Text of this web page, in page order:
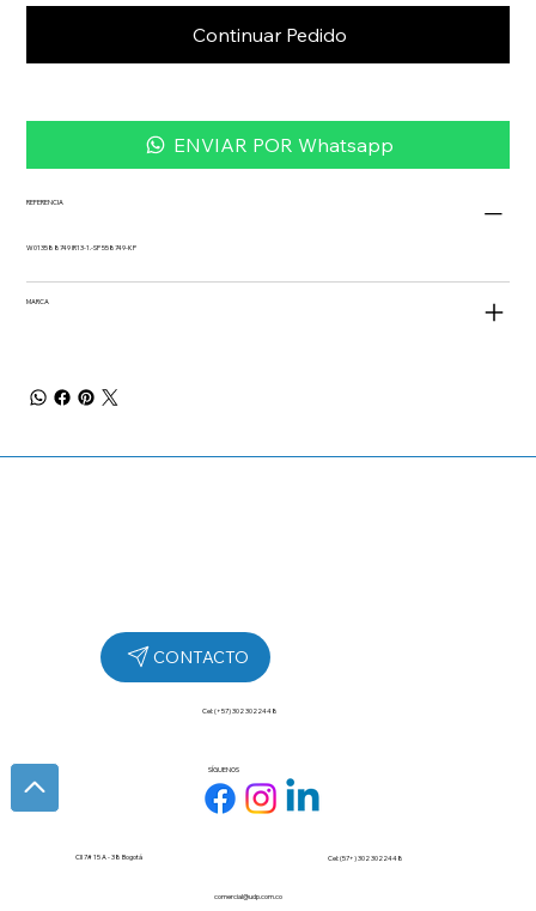
Continuar Pedido
ENVIAR POR Whatsapp
REFERENCIA
W013588749 IR13-1.-SP 558749-KP
MARCA
SÍGUENOS
Cel: (+57) 302 3022448
Cll 7# 15 A - 38 Bogotá Cel: (57+) 302 3022448
comercial@udp.com.co